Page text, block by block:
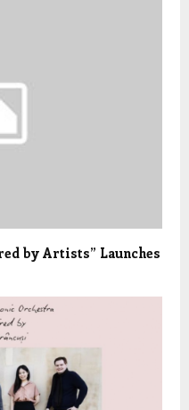
by Artists” Launches